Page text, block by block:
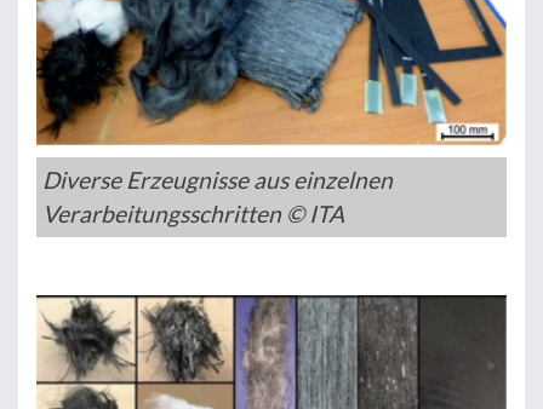
Diverse Erzeugnisse aus einzelnen
Verarbeitungsschritten © ITA